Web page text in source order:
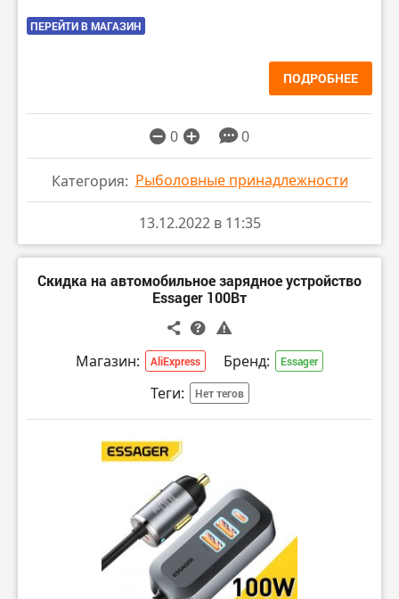
ПЕРЕЙТИ В МАГАЗИН
ПОДРОБНЕЕ
0 0
Категория: Рыболовные принадлежности
13.12.2022 в 11:35
Скидка на автомобильное зарядное устройство
Essager 100Вт
Магазин: AliExpress Бренд: Essager
Теги: Нет тегов